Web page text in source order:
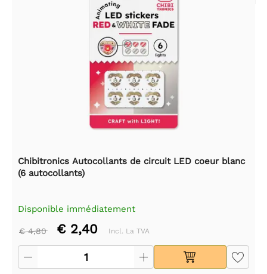
Chibitronics Autocollants de circuit LED coeur blanc
(6 autocollants)
Disponible immédiatement
€ 4,80 € 2,40 Incl. La TVA